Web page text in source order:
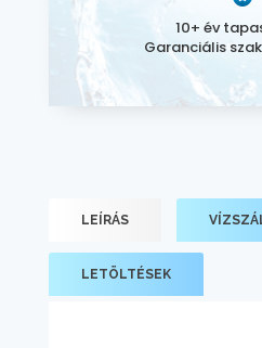
10+ év
Garanciális
LEÍRÁS
LETÖLTÉSEK